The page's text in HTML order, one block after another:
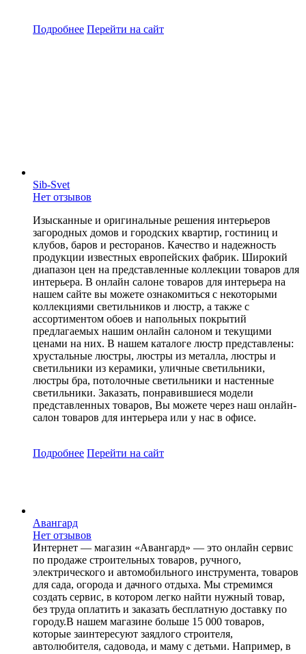
Подробнее Перейти на сайт
Sib-Svet
Нет отзывов
Изысканные и оригинальные решения интерьеров
загородных домов и городских квартир, гостиниц и
клубов, баров и ресторанов. Качество и надежность
продукции известных европейских фабрик. Широкий
диапазон цен на представленные коллекции товаров для
интерьера. В онлайн салоне товаров для интерьера на
нашем сайте вы можете ознакомиться с некоторыми
коллекциями светильников и люстр, а также с
ассортиментом обоев и напольных покрытий
предлагаемых нашим онлайн салоном и текущими
ценами на них. В нашем каталоге люстр представлены:
хрустальные люстры, люстры из металла, люстры и
светильники из керамики, уличные светильники,
люстры бра, потолочные светильники и настенные
светильники. Заказать, понравившиеся модели
представленных товаров, Вы можете через наш онлайн-
салон товаров для интерьера или у нас в офисе.
Подробнее Перейти на сайт
Авангард
Нет отзывов
Интернет — магазин «Авангард» — это онлайн сервис
по продаже строительных товаров, ручного,
электрического и автомобильного инструмента, товаров
для сада, огорода и дачного отдыха. Мы стремимся
создать сервис, в котором легко найти нужный товар,
без труда оплатить и заказать бесплатную доставку по
городу.В нашем магазине больше 15 000 товаров,
которые заинтересуют заядлого строителя,
автолюбителя, садовода, и маму с детьми. Например, в